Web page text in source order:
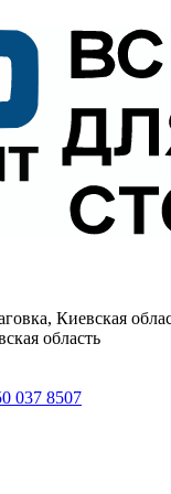
Киевская
область
037 8507